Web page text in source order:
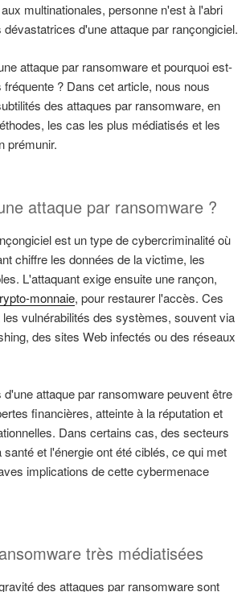
multinationales, personne n'est à l'abri
d'une attaque par rançongiciel.
attaque par ransomware et pourquoi est-
fréquente ? Dans cet article, nous nous
des attaques par ransomware, en
les cas les plus médiatisés et les
prémunir.
attaque par ransomware ?
est un type de cybercriminalité où
chiffre les données de la victime, les
L'attaquant exige ensuite une rançon,
monnaie, pour restaurer l'accès. Ces
vulnérabilités des systèmes, souvent via
des sites Web infectés ou des réseaux
attaque par ransomware peuvent être
financières, atteinte à la réputation et
Dans certains cas, des secteurs
et l'énergie ont été ciblés, ce qui met
implications de cette cybermenace
très médiatisées
des attaques par ransomware sont